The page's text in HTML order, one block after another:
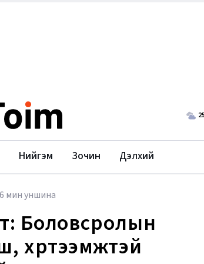
25
Нийгэм Зочин Дэлхий
6 мин уншина
Боловсролын
хүртээмжтэй